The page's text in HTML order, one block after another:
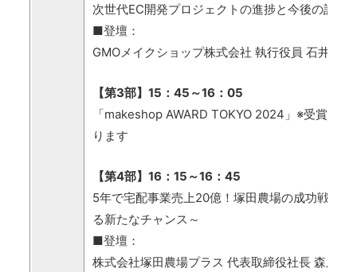
次世代EC開発プロジェクトの進捗と今後の計画
■登壇：
GMOメイクショップ株式会社 執行役員 石井貴
【第3部】15：45～16：05
「makeshop AWARD TOKYO 2024」※受賞者は
ります
【第4部】16：15～16：45
5年で宅配事業売上20億！塚田農場の成功戦略
る新たなチャンス～
■登壇：
株式会社塚田農場プラス 代表取締役社長 森尾 太